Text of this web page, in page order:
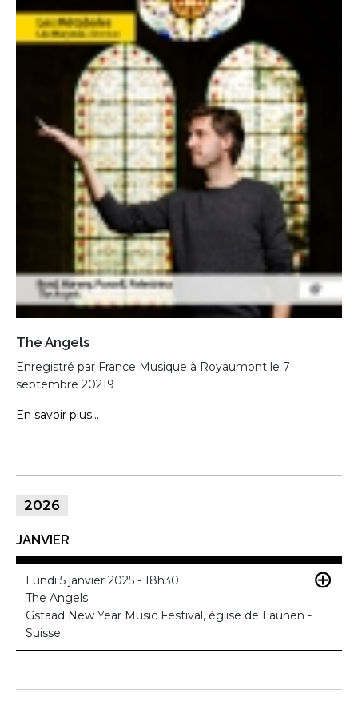
The Angels
Enregistré par France Musique à Royaumont le 7
septembre 20219
En savoir plus...
2026
JANVIER
Lundi 5 janvier 2025 - 18h30
The Angels
Gstaad New Year Music Festival, église de Launen -
Suisse